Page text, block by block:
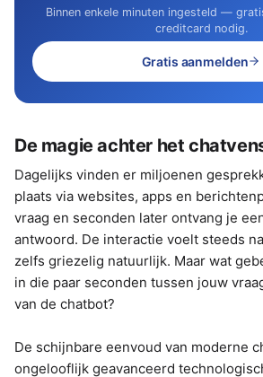
Binnen enkele minuten ingesteld —
creditcard nodig.
Gratis aanmelden
De magie achter het
Dagelijks vinden er miljoenen
plaats via websites, apps en
vraag en seconden later ontvang je
antwoord. De interactie voelt steeds
zelfs griezelig natuurlijk. Maar wat
in die paar seconden tussen jouw
van de chatbot?
De schijnbare eenvoud van moderne
ongelooflijk geavanceerd